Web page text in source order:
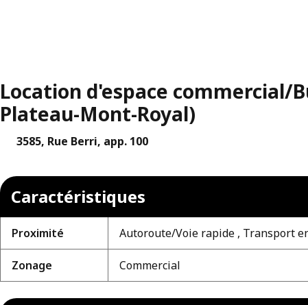
Location d'espace commercial/
Plateau-Mont-Royal)
3585, Rue Berri, app. 100
Caractéristiques
Proximité Autoroute/Voie rapide , Transport
Zonage Commercial